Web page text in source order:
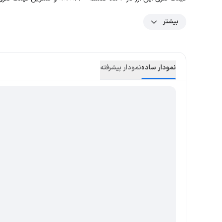
بیشتر
نمودار سادهنمودار پیشرفته